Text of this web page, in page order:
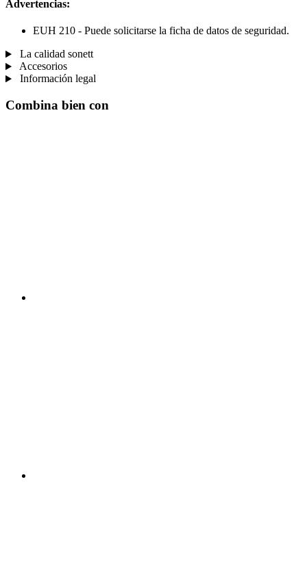
Advertencias:
EUH 210 - Puede solicitarse la ficha de datos de seguridad.
La calidad sonett
Accesorios
Información legal
Combina bien con